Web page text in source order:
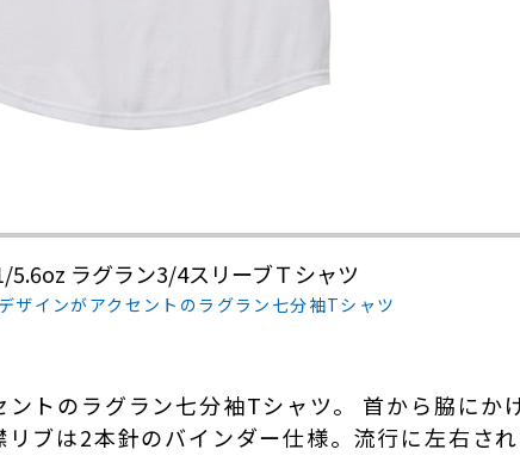
5.6oz ラグラン3/4スリーブＴシャツ
ザインがアクセントのラグラン七分袖Tシャツ
トのラグラン七分袖Tシャツ。 首から脇にか
リブは2本針のバインダー仕様。流行に左右さ